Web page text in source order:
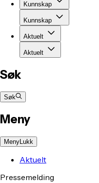
Kunnskap
Kunnskap
Aktuelt
Aktuelt
Søk
Søk
Meny
MenyLukk
Aktuelt
Pressemelding